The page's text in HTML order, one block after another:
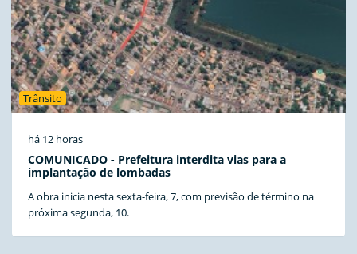
Trânsito
há 12 horas
COMUNICADO - Prefeitura interdita vias para a
implantação de lombadas
A obra inicia nesta sexta-feira, 7, com previsão de término na
próxima segunda, 10.